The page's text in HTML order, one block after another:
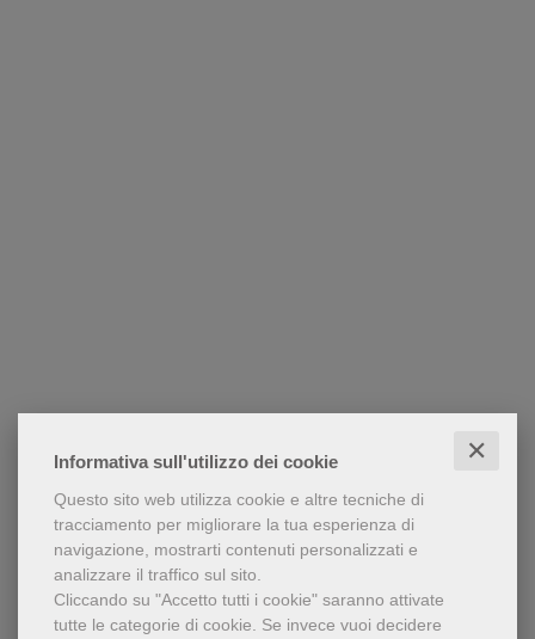
Informativa sull'utilizzo dei cookie ✕
Questo sito web utilizza cookie e altre tecniche di
tracciamento per migliorare la tua esperienza di
navigazione, mostrarti contenuti personalizzati e
analizzare il traffico sul sito.
Cliccando su "Accetto tutti i cookie" saranno attivate
tutte le categorie di cookie. Se invece vuoi decidere